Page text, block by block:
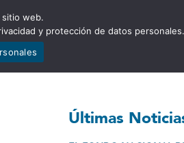
NOTICIAS
Últimas
sitio web.
y protección de datos personales.